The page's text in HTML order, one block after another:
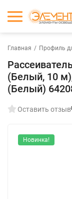
Главная / Профиль
(Белый, 10
(Белый)
Оставить отзыв
Новинка!